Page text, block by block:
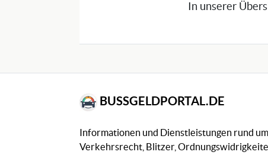
In unserer
BUSSGELDPORTAL.DE
Informationen und Dienstleistungen rund
Verkehrsrecht, Blitzer,